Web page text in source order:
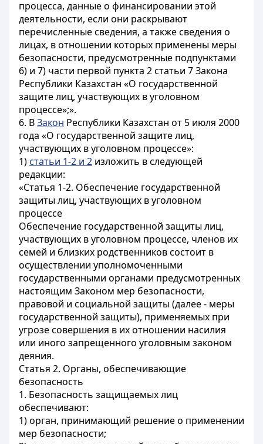
процесса, данные о финансировании этой
деятельности, если они раскрывают
перечисленные сведения, а также сведения о
лицах, в отношении которых применены меры
безопасности, предусмотренные подпунктами
6) и 7) части первой пункта 2 статьи 7 Закона
Республики Казахстан «О государственной
защите лиц, участвующих в уголовном
процессе»;».
6. ВЗакон Республики Казахстан от 5 июля 2000
года «О государственной защите лиц,
участвующих в уголовном процессе»:
1) статьи 1-2 и 2 изложить в следующей
редакции:
«Статья 1-2. Обеспечение государственной
защиты лиц, участвующих в уголовном
процессе
Обеспечение государственной защиты лиц,
участвующих в уголовном процессе, членов их
семей и близких родственников состоит в
осуществлении уполномоченными
государственными органами предусмотренных
настоящим Законом мер безопасности,
правовой и социальной защиты (далее - меры
государственной защиты), применяемых при
угрозе совершения в их отношении насилия
или иного запрещенного уголовным законом
деяния.
Статья 2. Органы, обеспечивающие
безопасность
1. Безопасность защищаемых лиц
обеспечивают:
1) орган, принимающий решение о применении
мер безопасности;